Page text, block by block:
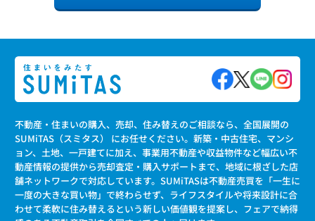
不動産・住まいの購入、売却、住み替えのご相談なら、全国展開の
SUMiTAS（スミタス） にお任せください。新築・中古住宅、マンシ
ョン、土地、一戸建てに加え、事業用不動産や収益物件など幅広い不
動産情報の提供から売却査定・購入サポートまで、地域に根ざした店
舗ネットワークで対応しています。SUMiTASは不動産売買を「一生に
一度の大きな買い物」で終わらせず、ライフスタイルや将来設計に合
わせて柔軟に住み替えるという新しい価値観を提案し、フェアで納得